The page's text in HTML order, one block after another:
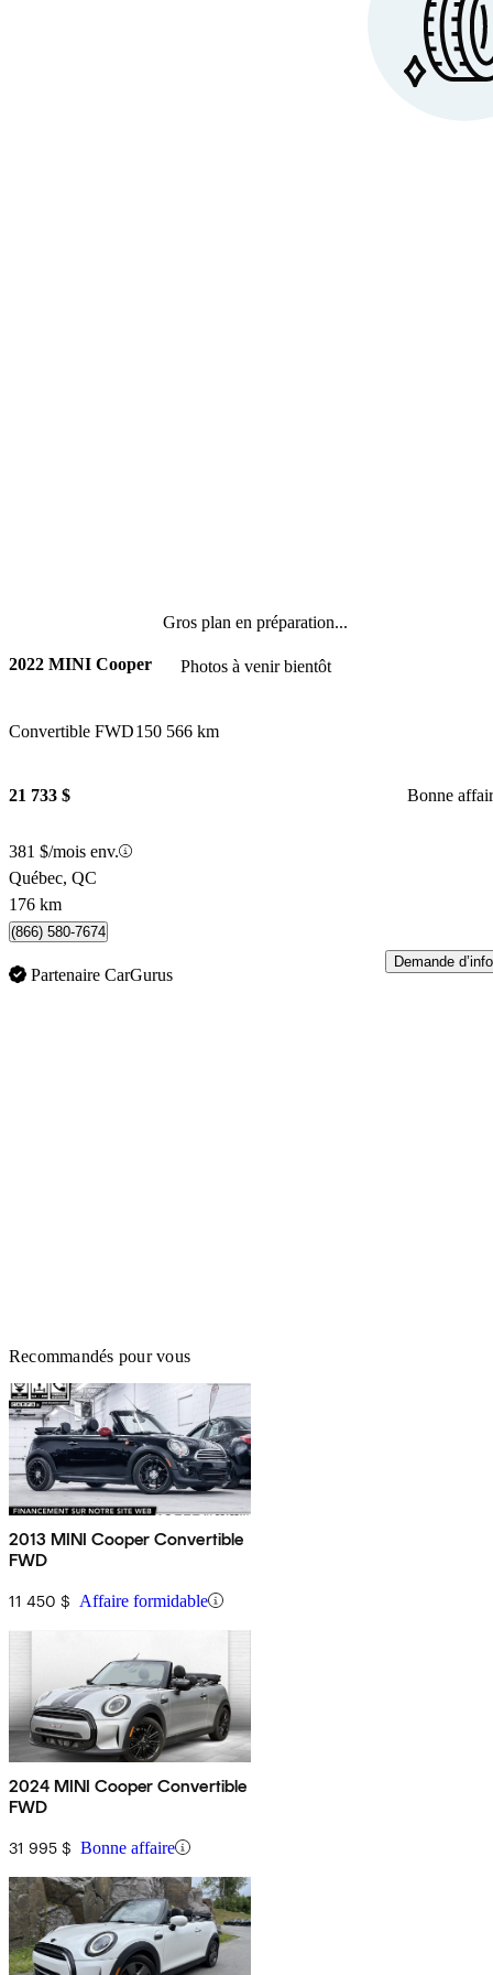
Gros plan en préparation...
Photos à venir bientôt
2022 MINI Cooper
Convertible FWD150 566 km
21 733 $ Bonne
381 $/mois env.
Québec, QC
176 km
(866) 580-7674
Partenaire CarGurus
Demande d’info
Recommandés pour vous
2013 MINI Cooper Convertible
FWD
11 450 $ Affaire formidable
2024 MINI Cooper Convertible
FWD
31 995 $ Bonne affaire